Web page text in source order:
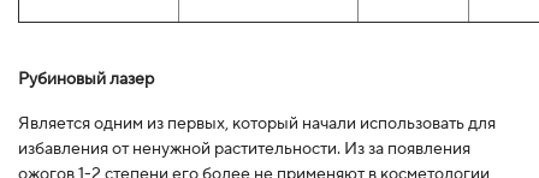
Рубиновый лазер
Является одним из первых, который начали использовать для
избавления от ненужной растительности. Из за появления